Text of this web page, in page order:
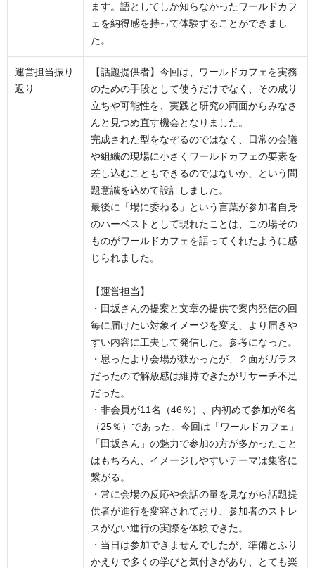
ます。語としてしか知らなかったワールドカフ
ェを納得感を持って体験することができまし
た。
運営担当振り
返り
【話題提供者】今回は、ワールドカフェを実務
のための手段として使うだけでなく、その成り
立ちや可能性を、実践と研究の両面からみなさ
んと見つめ直す機会となりました。
完成された型をなぞるのではなく、日常の会議
や組織の現場に小さくワールドカフェの要素を
差し込むこともできるのではないか、という問
題意識を込めて設計しました。
最後に「場に委ねる」という言葉が参加者自身
のハーベストとして現れたことは、この場その
ものがワールドカフェを語ってくれたように感
じられました。
【運営担当】
・田坂さんの提案と文章の提供で案内発信の回
毎に届けたい対象イメージを変え、より届きや
すい内容に工夫して発信した。参考になった。
・思ったより会場が狭かったが、２面がガラス
だったので解放感は維持できたがリサーチ不足
だった。
・非会員が11名（46％）、内初めて参加が6名
（25％）であった。今回は「ワールドカフェ」
「田坂さん」の魅力で参加の方が多かったこと
はもちろん、イメージしやすいテーマは集客に
繋がる。
・常に会場の反応や会話の量を見ながら話題提
供者が進行を変容されており、参加者のストレ
スがない進行の実際を体験できた。
・当日は参加できませんでしたが、準備とふり
かえりで多くの学びと気付きがあり、とても楽